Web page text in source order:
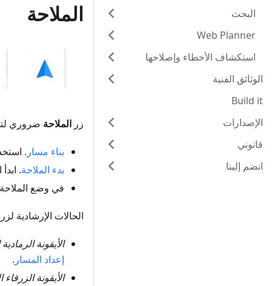
البحث
Web Planner
استكشاف الأخطاء وإصلاحها
الوثائق الفنية
Build it
الإصدارات
قانوني
انضم إلينا
الملاحة
زر الملاحة ضروري
بناء مسار .
بدء الملاحة.
في وضع
الحالات الإرشادية
الأيقونة
إعداد المسار .
الأيقونة الزرقاء